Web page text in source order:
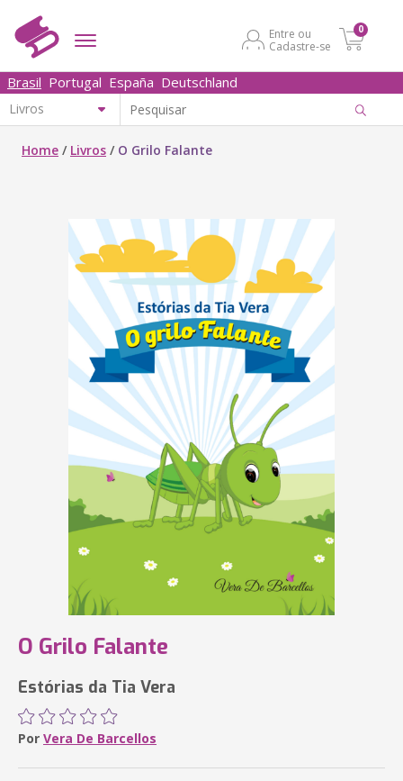
Entre ou
Cadastre-se
0
Brasil Portugal España Deutschland
Home / Livros / O Grilo Falante
O Grilo Falante
Estórias da Tia Vera
Por Vera De Barcellos